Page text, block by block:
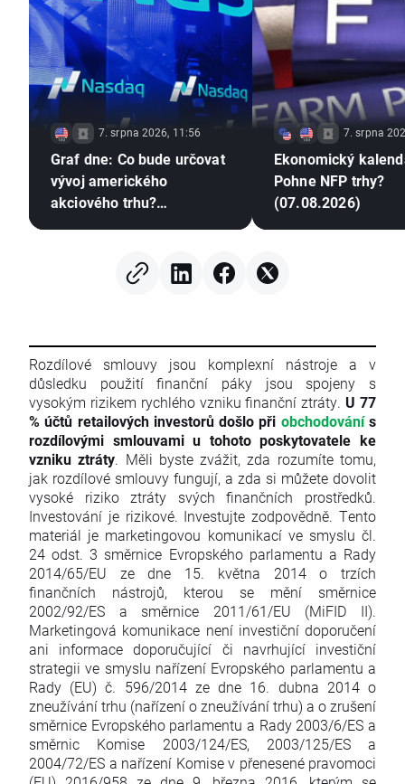
7. srpna 2026, 11:56
Graf dne: Co bude určovat
vývoj amerického
akciového trhu?
7. srpna
Ekonomický
Pohne NFP trhy?
(07.08.2026)
Rozdílové smlouvy jsou komplexní nástroje a v
důsledku použití finanční páky jsou spojeny s
vysokým rizikem rychlého vzniku finanční ztráty. U 77
% účtů retailových investorů došlo při obchodovánís
rozdílovými smlouvami u tohoto poskytovatele ke
vzniku ztráty. Měli byste zvážit, zda rozumíte tomu,
jak rozdílové smlouvy fungují, a zda si můžete dovolit
vysoké riziko ztráty svých finančních prostředků.
Investování je rizikové. Investujte zodpovědně. Tento
materiál je marketingovou komunikací ve smyslu čl.
24 odst. 3 směrnice Evropského parlamentu a Rady
2014/65/EU ze dne 15. května 2014 o trzích
finančních nástrojů, kterou se mění směrnice
2002/92/ES a směrnice 2011/61/EU (MiFID II).
Marketingová komunikace není investiční doporučení
ani informace doporučující či navrhující investiční
strategii ve smyslu nařízení Evropského parlamentu a
Rady (EU) č. 596/2014 ze dne 16. dubna 2014 o
zneužívání trhu (nařízení o zneužívání trhu) a o zrušení
směrnice Evropského parlamentu a Rady 2003/6/ES a
směrnic Komise 2003/124/ES, 2003/125/ES a
2004/72/ES a nařízení Komise v přenesené pravomoci